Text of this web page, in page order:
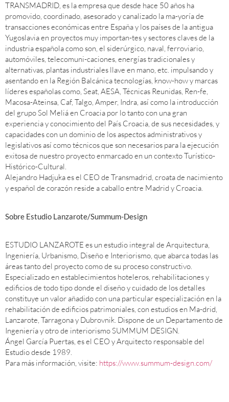
TRANSMADRID, es la empresa que desde hace 50 años ha
promovido, coordinado, asesorado y canalizado la ma-yoría de
transacciones económicas entre España y los países de la antigua
Yugoslavia en proyectos muy importan-tes y sectores claves de la
industria española como son, el siderúrgico, naval, ferroviario,
automóviles, telecomuni-caciones, energías tradicionales y
alternativas, plantas industriales llave en mano, etc. impulsando y
asentando en la Región Balcánica tecnologías, know-how y marcas
líderes españolas como, Seat, AESA, Técnicas Reunidas, Ren-fe,
Macosa-Ateinsa, Caf, Talgo, Amper, Indra, así como la introducción
del grupo Sol Meliá en Croacia por lo tanto con una gran
experiencia y conocimiento del País Croacia, de sus necesidades, y
capacidades con un dominio de los aspectos administrativos y
legislativos así como técnicos que son necesarios para la ejecución
exitosa de nuestro proyecto enmarcado en un contexto Turístico-
Histórico-Cultural.
Alejandro Hadjuka es el CEO de Transmadrid, croata de nacimiento
y español de corazón reside a caballo entre Madrid y Croacia.
Sobre Estudio Lanzarote/Summum-Design
ESTUDIO LANZAROTE es un estudio integral de Arquitectura,
Ingeniería, Urbanismo, Diseño e Interiorismo, que abarca todas las
áreas tanto del proyecto como de su proceso constructivo.
Especializado en establecimientos hoteleros, rehabilitaciones y
edificios de todo tipo donde el diseño y cuidado de los detalles
constituye un valor añadido con una particular especialización en la
rehabilitación de edificios patrimoniales, con estudios en Ma-drid,
Lanzarote, Tarragona y Dubrovnik. Dispone de un Departamento de
Ingeniería y otro de interiorismo SUMMUM DESIGN.
Ángel García Puertas, es el CEO y Arquitecto responsable del
Estudio desde 1989.
Para más información, visite: https://www.summum-design.com/